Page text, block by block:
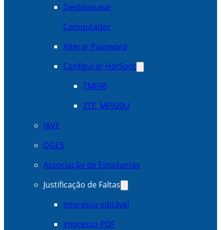
Desbloquear
Computador
Alterar Password
Configurar HotSpot
TMF08
ZTE_MF920U
IAVE
DGES
Associação de Estudantes
Justificação de Faltas
Impresso editável
Impresso PDF